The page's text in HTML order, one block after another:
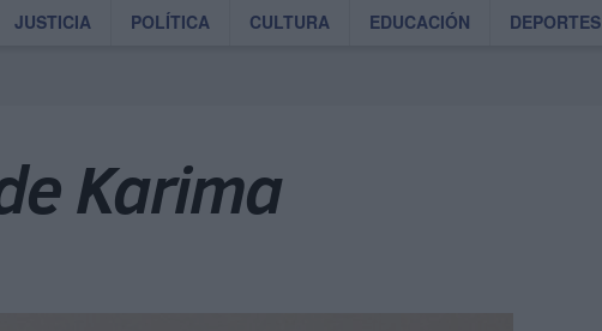
JUSTICIA POLÍTICA CULTURA EDUCACIÓN DEPORTES
Karima